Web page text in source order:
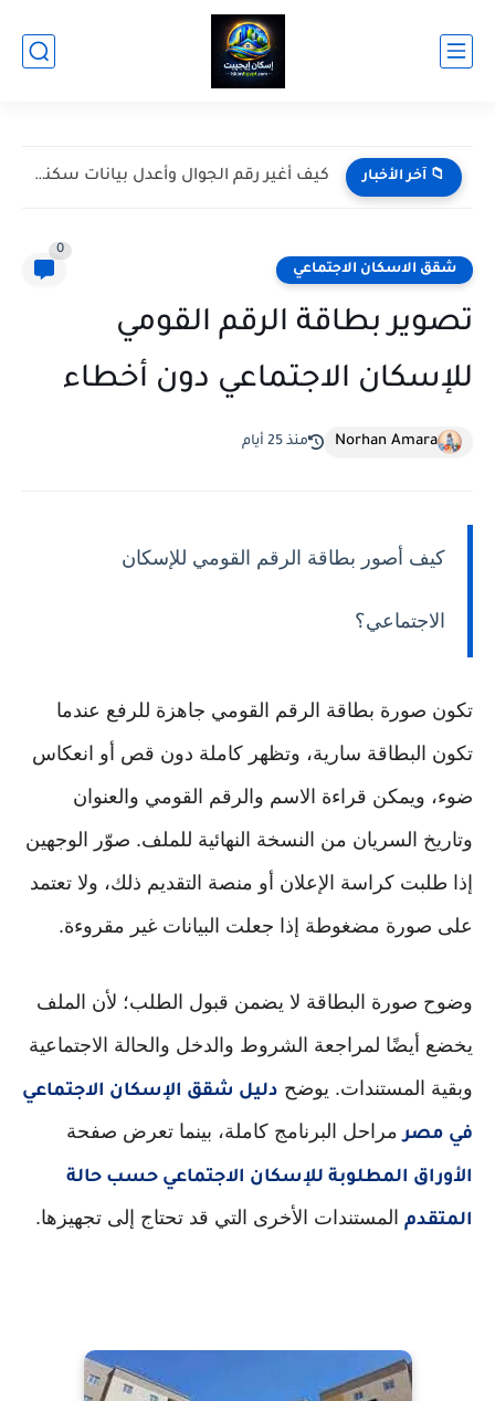
📁 آخر الأخبار كيف أدخل سكني عن طريق النفاذ الوطني؟
شقق الاسكان الاجتماعي
0
تصوير بطاقة الرقم القومي
للإسكان الاجتماعي دون أخطاء
Norhan Amara منذ 25 أيام
كيف أصور بطاقة الرقم القومي للإسكان
الاجتماعي؟
تكون صورة بطاقة الرقم القومي جاهزة للرفع عندما
تكون البطاقة سارية، وتظهر كاملة دون قص أو انعكاس
ضوء، ويمكن قراءة الاسم والرقم القومي والعنوان
وتاريخ السريان من النسخة النهائية للملف. صوّر الوجهين
إذا طلبت كراسة الإعلان أو منصة التقديم ذلك، ولا تعتمد
على صورة مضغوطة إذا جعلت البيانات غير مقروءة.
وضوح صورة البطاقة لا يضمن قبول الطلب؛ لأن الملف
يخضع أيضًا لمراجعة الشروط والدخل والحالة الاجتماعية
وبقية المستندات. يوضح دليل شقق الإسكان الاجتماعي
في مصر مراحل البرنامج كاملة، بينما تعرض صفحة
الأوراق المطلوبة للإسكان الاجتماعي حسب حالة
المتقدم المستندات الأخرى التي قد تحتاج إلى تجهيزها.